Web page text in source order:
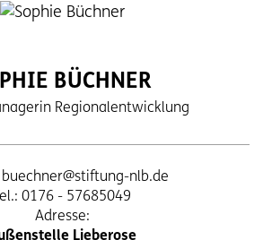
BÜCHNER
Regionalentwicklung
buechner@stiftung-nlb.de
Tel.: 0176 - 57685049
Adresse:
Lieberose